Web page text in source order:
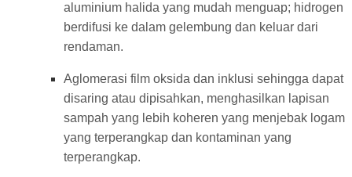
aluminium halida yang mudah menguap; hidrogen
berdifusi ke dalam gelembung dan keluar dari
rendaman.
Aglomerasi film oksida dan inklusi sehingga dapat
disaring atau dipisahkan, menghasilkan lapisan
sampah yang lebih koheren yang menjebak logam
yang terperangkap dan kontaminan yang
terperangkap.